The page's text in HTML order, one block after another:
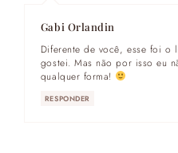
Gabi Orlandin
Diferente de você, esse foi o
gostei. Mas não por isso eu
qualquer forma!
RESPONDER